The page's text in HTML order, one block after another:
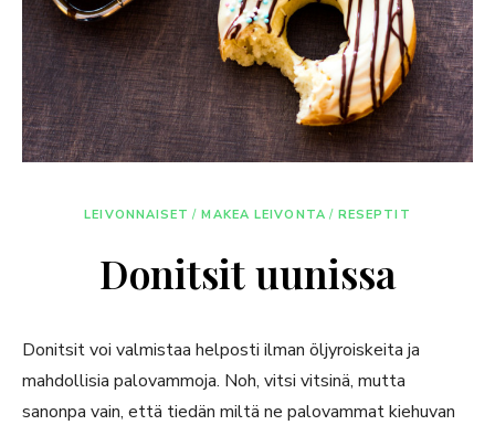
LEIVONNAISET / MAKEA LEIVONTA / RESEPTIT
Donitsit uunissa
Donitsit voi valmistaa helposti ilman öljyroiskeita ja
mahdollisia palovammoja. Noh, vitsi vitsinä, mutta
sanonpa vain, että tiedän miltä ne palovammat kiehuvan